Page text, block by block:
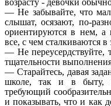
возрасту - девочки
— Не забывайте, что
слышат, осязают, по-
ориентируются в нем, а
все, с чем сталкиваются
— Не переусердствуйте,
тщательности
— Старайтесь, давая
школе, так и в быту,
требующий
и показывать, что и как